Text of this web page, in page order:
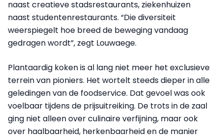
naast creatieve stadsrestaurants, ziekenhuizen
naast studentenrestaurants. “Die diversiteit
weerspiegelt hoe breed de beweging vandaag
gedragen wordt”, zegt Louwaege.
Plantaardig koken is al lang niet meer het exclusieve
terrein van pioniers. Het wortelt steeds dieper in alle
geledingen van de foodservice. Dat gevoel was ook
voelbaar tijdens de prijsuitreiking. De trots in de zaal
ging niet alleen over culinaire verfijning, maar ook
over haalbaarheid, herkenbaarheid en de manier